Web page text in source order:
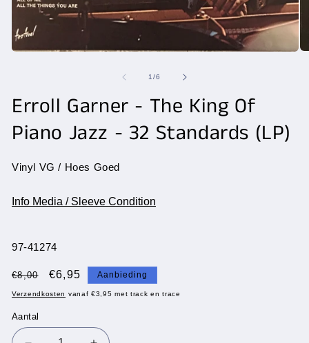
modaal
1/van
6
Erroll Garner ‎- The King Of
Piano Jazz - 32 Standards (LP)
Vinyl VG / Hoes Goed
Info Media / Sleeve Condition
SKU:
97-41274
Normale
prijs
€8,00 Aanbiedingsprijs
€6,95 Aanbieding
Verzendkosten vanaf €3,95 met track en trace
Aantal
Aantal